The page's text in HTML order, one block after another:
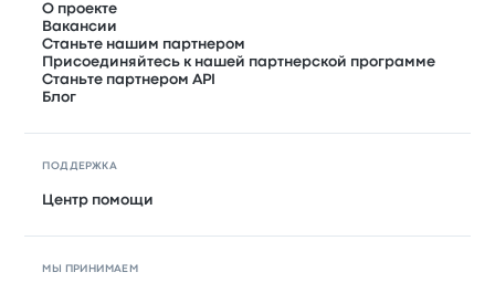
О проекте
Вакансии
Станьте нашим партнером
Присоединяйтесь к нашей партнерской программе
Станьте партнером API
Блог
ПОДДЕРЖКА
Центр помощи
МЫ ПРИНИМАЕМ